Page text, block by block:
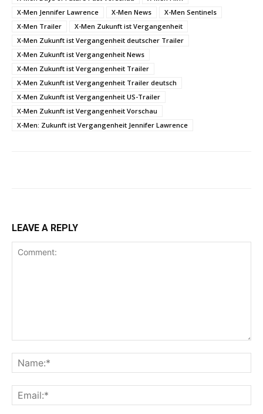
X-Men Jennifer Lawrence
X-Men News
X-Men Sentinels
X-Men Trailer
X-Men Zukunft ist Vergangenheit
X-Men Zukunft ist Vergangenheit deutscher Trailer
X-Men Zukunft ist Vergangenheit News
X-Men Zukunft ist Vergangenheit Trailer
X-Men Zukunft ist Vergangenheit Trailer deutsch
X-Men Zukunft ist Vergangenheit US-Trailer
X-Men Zukunft ist Vergangenheit Vorschau
X-Men: Zukunft ist Vergangenheit Jennifer Lawrence
LEAVE A REPLY